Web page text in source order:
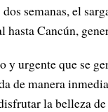
semanas, el
hasta Cancún,
urgente que se
de manera
la belleza